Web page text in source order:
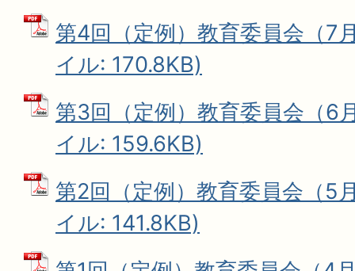
第4回（定例）教育委員会（7
イル: 170.8KB)
第3回（定例）教育委員会（6
イル: 159.6KB)
第2回（定例）教育委員会（5
イル: 141.8KB)